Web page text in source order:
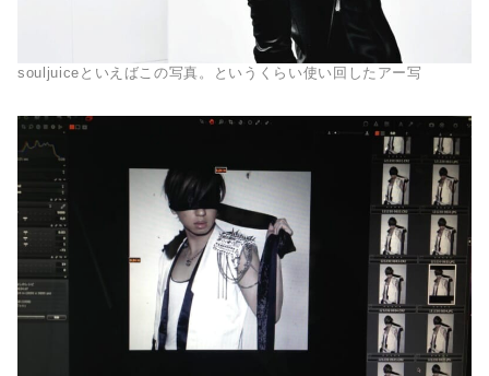
souljuiceといえばこの写真。というくらい使い回したアー写